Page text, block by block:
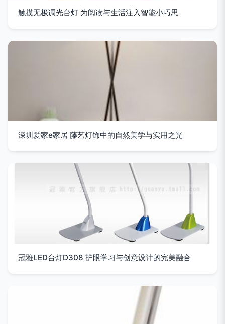
触摸无极调光台灯 为阅读与生活注入智能小巧思
深圳爱家e家居 藤艺灯饰中的自然美学与实用之光
冠雅LED台灯D308 护眼学习与创意设计的完美融合